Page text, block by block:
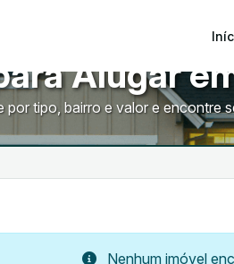
Alugar
por tipo, bairro e valor e encontre
Nenhum imóvel